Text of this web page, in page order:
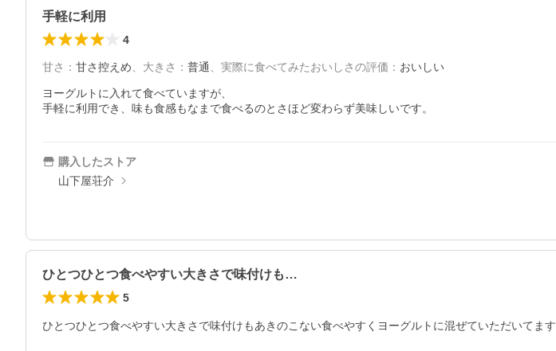
手軽に利用
4
甘さ ： 甘さ控えめ、 大きさ ： 普通 、 実際に食べてみたおいしさの評価 ： おいしい
ヨーグルトに入れて食べていますが、
手軽に利用でき、味も食感もなまで食べるのとさほど変わらず美味しいです。
購入したストア
山下屋荘介
ひとつひとつ食べやすい大きさで味付けも…
5
ひとつひとつ食べやすい大きさで味付けもあきのこない食べやすくヨーグルトに混ぜていただいてます